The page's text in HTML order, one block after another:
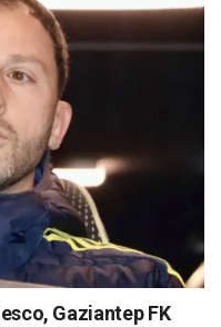
Gaziantep FK